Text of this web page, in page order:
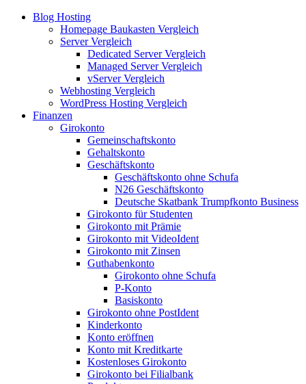
Blog Hosting
Homepage Baukasten Vergleich
Server Vergleich
Dedicated Server Vergleich
Managed Server Vergleich
vServer Vergleich
Webhosting Vergleich
WordPress Hosting Vergleich
Finanzen
Girokonto
Gemeinschaftskonto
Gehaltskonto
Geschäftskonto
Geschäftskonto ohne Schufa
N26 Geschäftskonto
Deutsche Skatbank Trumpfkonto Business
Girokonto für Studenten
Girokonto mit Prämie
Girokonto mit VideoIdent
Girokonto mit Zinsen
Guthabenkonto
Girokonto ohne Schufa
P-Konto
Basiskonto
Girokonto ohne PostIdent
Kinderkonto
Konto eröffnen
Konto mit Kreditkarte
Kostenloses Girokonto
Girokonto bei Filialbank